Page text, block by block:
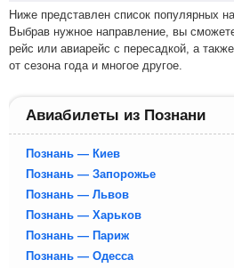
Ниже представлен список популярных направлений перелетов.
Выбрав нужное направление, вы
рейс или авиарейс с пересадкой, а
от сезона года и многое другое.
Авиабилеты из Познани
Познань — Киев
Познань — Запорожье
Познань — Львов
Познань — Харьков
Познань — Париж
Познань — Одесса